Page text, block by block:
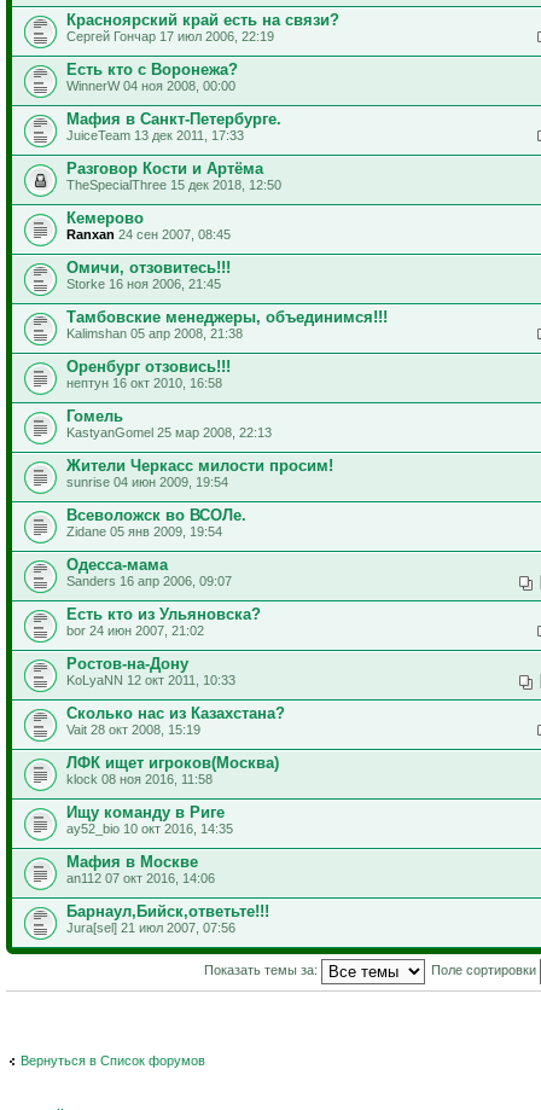
Красноярский край есть на связи?
Сергей Гончар 17 июл 2006, 22:19
Есть кто с Воронежа?
WinnerW 04 ноя 2008, 00:00
Мафия в Санкт-Петербурге.
JuiceTeam 13 дек 2011, 17:33
Разговор Кости и Артёма
TheSpecialThree 15 дек 2018, 12:50
Кемерово
Ranxan 24 сен 2007, 08:45
Омичи, отзовитесь!!!
Storke 16 ноя 2006, 21:45
Тамбовские менеджеры, объединимся!!!
Kalimshan 05 апр 2008, 21:38
Оренбург отзовись!!!
нептун 16 окт 2010, 16:58
Гомель
KastyanGomel 25 мар 2008, 22:13
Жители Черкасс милости просим!
sunrise 04 июн 2009, 19:54
Всеволожск во ВСОЛе.
Zidane 05 янв 2009, 19:54
Одесса-мама
Sanders 16 апр 2006, 09:07
Есть кто из Ульяновска?
bor 24 июн 2007, 21:02
Ростов-на-Дону
KoLyaNN 12 окт 2011, 10:33
Сколько нас из Казахстана?
Vait 28 окт 2008, 15:19
ЛФК ищет игроков(Москва)
klock 08 ноя 2016, 11:58
Ищу команду в Риге
ay52_bio 10 окт 2016, 14:35
Мафия в Москве
an112 07 окт 2016, 14:06
Барнаул,Бийск,ответьте!!!
Jura[sel] 21 июл 2007, 07:56
Показать темы за: Поле сортировки
Вернуться в Список форумов